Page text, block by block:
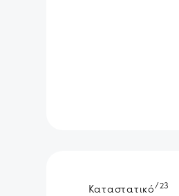
Καταστατικό/23